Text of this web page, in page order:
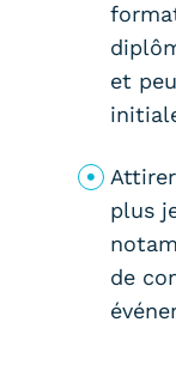
et
plus
de